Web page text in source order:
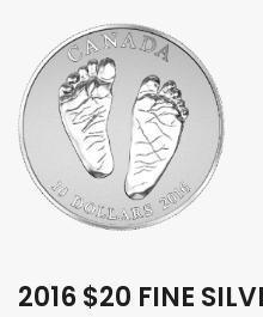
2016 $20 FINE